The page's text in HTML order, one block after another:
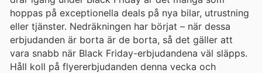
hoppas på exceptionella deals på nya bilar, utrustning
eller tjänster. Nedräkningen har börjat – när dessa
erbjudanden är borta är de borta, så det gäller att
vara snabb när Black Friday-erbjudandena väl släpps.
Håll koll på flyererbjudanden denna vecka och